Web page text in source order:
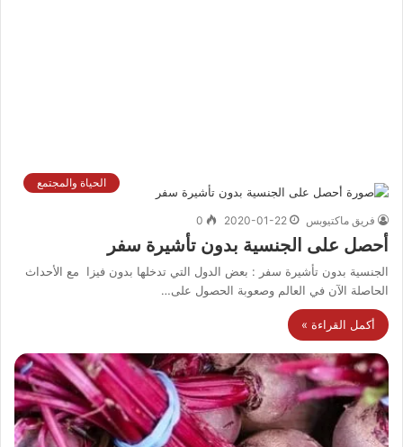
الحياة والمجتمع
فريق ماكتيوبس 2020-01-22
0
أحصل على الجنسية بدون تأشيرة سفر
الجنسية بدون تأشيرة سفر : بعض الدول التي تدخلها بدون فيزا مع الأحداث
الحاصلة الآن في العالم وصعوبة الحصول على…
أكمل القراءة »